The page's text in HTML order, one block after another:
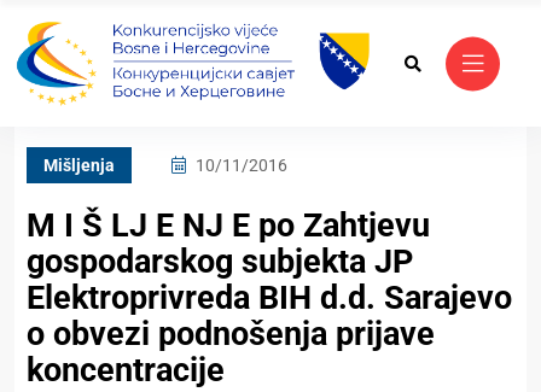
Mišljenja 10/11/2016
M I Š LJ E NJ E po Zahtjevu
gospodarskog subjekta JP
Elektroprivreda BIH d.d. Sarajevo
o obvezi podnošenja prijave
koncentracije